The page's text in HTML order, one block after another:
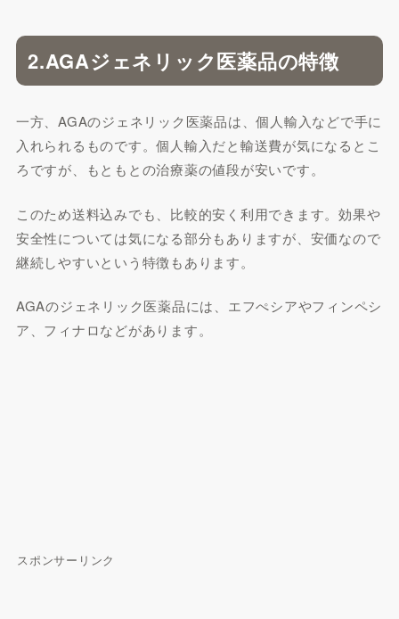
2.AGAジェネリック医薬品の特徴
一方、AGAのジェネリック医薬品は、個人輸入などで手に
入れられるものです。個人輸入だと輸送費が気になるとこ
ろですが、もともとの治療薬の値段が安いです。
このため送料込みでも、比較的安く利用できます。効果や
安全性については気になる部分もありますが、安価なので
継続しやすいという特徴もあります。
AGAのジェネリック医薬品には、エフぺシアやフィンペシ
ア、フィナロなどがあります。
スポンサーリンク